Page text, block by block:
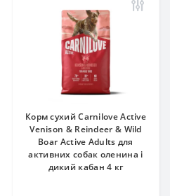
Корм сухий Carnilove Active
Venison & Reindeer & Wild
Boar Active Adults для
активних cобак оленина і
дикий кабан 4 кг